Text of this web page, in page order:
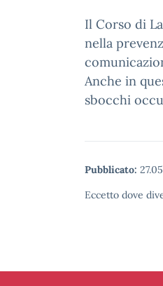
Il Corso di
nella
Anche in
sbocchi
Pubblicato:
Eccetto dove